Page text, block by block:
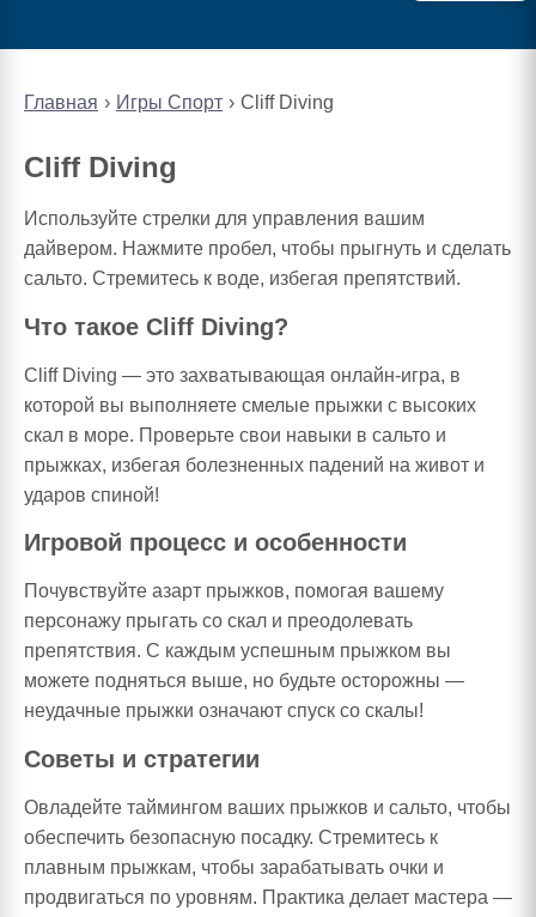
Главная Игры Спорт Cliff Diving
Cliff Diving
Используйте стрелки для управления вашим
дайвером. Нажмите пробел, чтобы прыгнуть и сделать
сальто. Стремитесь к воде, избегая препятствий.
Что такое Cliff Diving?
Cliff Diving — это захватывающая онлайн-игра, в
которой вы выполняете смелые прыжки с высоких
скал в море. Проверьте свои навыки в сальто и
прыжках, избегая болезненных падений на живот и
ударов спиной!
Игровой процесс и особенности
Почувствуйте азарт прыжков, помогая вашему
персонажу прыгать со скал и преодолевать
препятствия. С каждым успешным прыжком вы
можете подняться выше, но будьте осторожны —
неудачные прыжки означают спуск со скалы!
Советы и стратегии
Овладейте таймингом ваших прыжков и сальто, чтобы
обеспечить безопасную посадку. Стремитесь к
плавным прыжкам, чтобы зарабатывать очки и
продвигаться по уровням. Практика делает мастера —